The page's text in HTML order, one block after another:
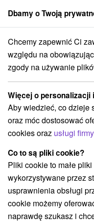
członek grupySorger
Piešťany Relax Aqua i
Relax Aqua i
siarkową i
Oferta wygasła! Wybierz
Hotel Pavla★ ★★★
Przejdź do lokalizacji
Urządzenie jest
9,4 doskonały·16
Dbamy o Twoją
Chcemy zapewnić Ci
względu na
zgody na używanie
Więcej o personalizacji
Aby wiedzieć, co dzieje
oraz móc dostosować
cookies oraz usługi
Co to są pliki cookie?
Pliki cookie to małe
wykorzystywane przez
usprawnienia obsługi
cookie możemy
naprawdę szukasz i